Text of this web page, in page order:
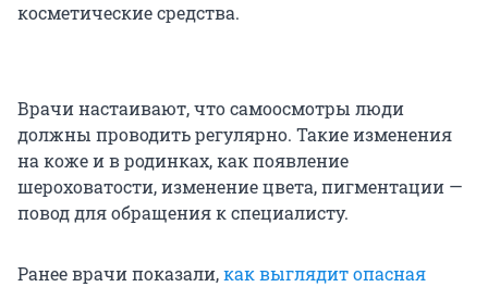
косметические средства.
Врачи настаивают, что самоосмотры люди
должны проводить регулярно. Такие изменения
на коже и в родинках, как появление
шероховатости, изменение цвета, пигментации —
повод для обращения к специалисту.
Ранее врачи показали,как выглядит опасная